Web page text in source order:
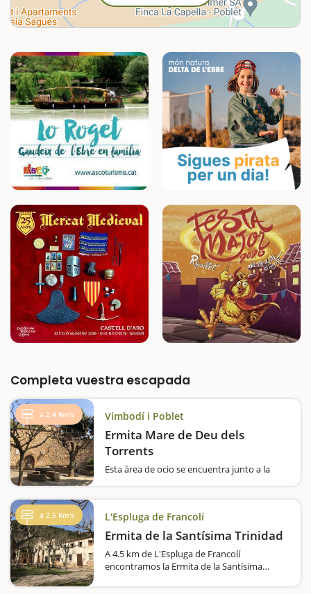
Completa vuestra escapada
a 2,4 Km's Vimbodí i Poblet
Ermita Mare de Deu dels
Torrents
Esta área de ocio se encuentra junto a la
después de visitar el Monasterio de Poblet,
en el que…
a 2,5 Km's L'Espluga de Francolí
Ermita de la Santísima Trinidad
A 4.5 km de L'Espluga de Francolí
encontramos la Ermita de la Santísima